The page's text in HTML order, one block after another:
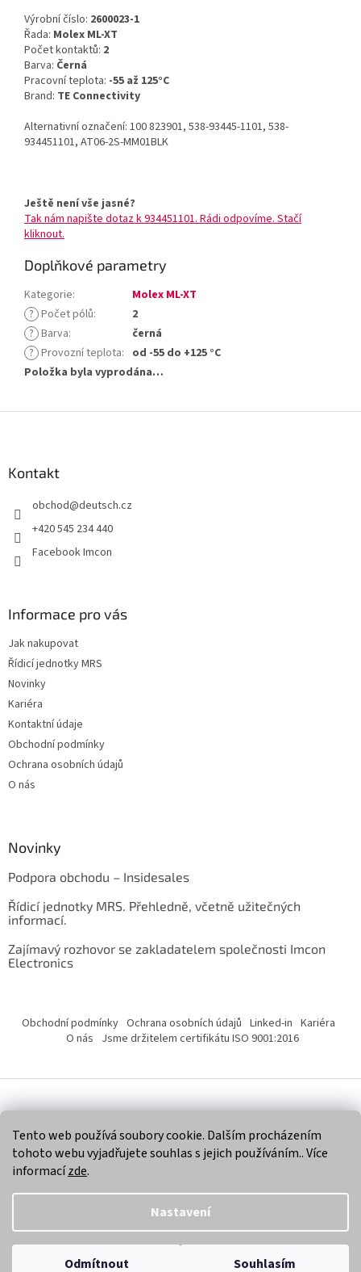
Tento web používá soubory cookie. Dalším procházením
tohoto webu vyjadřujete souhlas s jejich používáním.. Více
informacízde.
Nastavení
Odmítnout Souhlasím
Výrobní číslo: 2600023-1
Řada: Molex ML-XT
Počet kontaktů: 2
Barva: Černá
Pracovní teplota: -55 až 125°C
Brand: TE Connectivity
Alternativní označení: 100 823901, 538-93445-1101, 538-
934451101, AT06-2S-MM01BLK
Ještě není vše jasné?
Tak nám napište dotaz k 934451101. Rádi odpovíme. Stačí
kliknout.
Doplňkové parametry
Kategorie:
Molex ML-XT
? Počet pólů:
2
? Barva:
černá
? Provozní teplota: od -55 do +125 °C
Položka byla vyprodána…
Kontakt
obchod@deutsch.cz
+420 545 234 440
Facebook Imcon
Informace pro vás
Jak nakupovat
Řídicí jednotky MRS
Novinky
Kariéra
Kontaktní údaje
Obchodní podmínky
Ochrana osobních údajů
O nás
Novinky
Podpora obchodu – Insidesales
Řídicí jednotky MRS. Přehledně, včetně užitečných
informací.
Zajímavý rozhovor se zakladatelem společnosti Imcon
Electronics
Obchodní podmínky Ochrana osobních údajů Linked-in Kariéra
O nás Jsme držitelem certifikátu ISO 9001:2016
Copyright 2026